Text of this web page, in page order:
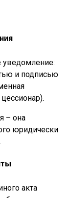
уведомление:
и подписью
– она
юридически
акта